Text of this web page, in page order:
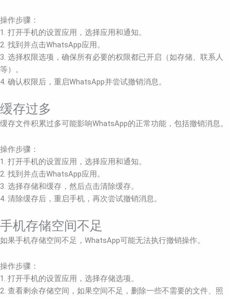
操作步骤：
1. 打开手机的设置应用，选择应用和通知。
2. 找到并点击WhatsApp应用。
3. 选择权限选项，确保所有必要的权限都已开启（如存储、联系人
等）。
4. 确认权限后，重启WhatsApp并尝试撤销消息。
缓存过多
缓存文件积累过多可能影响WhatsApp的正常功能，包括撤销消息。
操作步骤：
1. 打开手机的设置应用，选择应用和通知。
2. 找到并点击WhatsApp应用。
3. 选择存储和缓存，然后点击清除缓存。
4. 清除缓存后，重启手机，再次尝试撤销消息。
手机存储空间不足
如果手机存储空间不足，WhatsApp可能无法执行撤销操作。
操作步骤：
1. 打开手机的设置应用，选择存储选项。
2. 查看剩余存储空间，如果空间不足，删除一些不需要的文件、照